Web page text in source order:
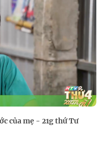
của mẹ - 21g thứ Tư